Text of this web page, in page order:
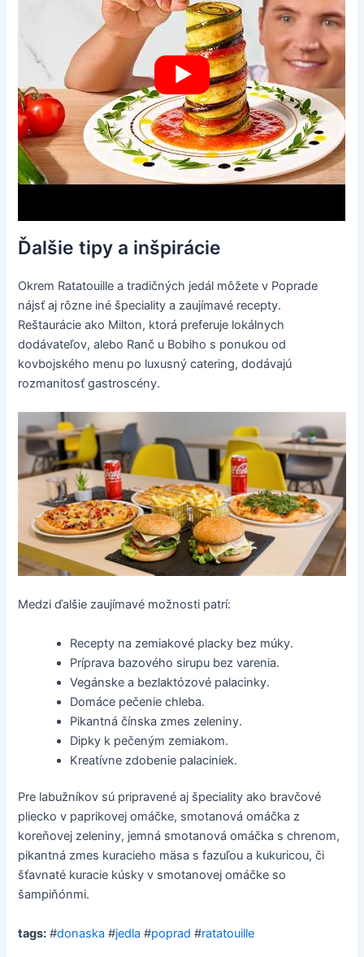
Ďalšie tipy a inšpirácie
Okrem Ratatouille a tradičných jedál môžete v Poprade
nájsť aj rôzne iné špeciality a zaujímavé recepty.
Reštaurácie ako Milton, ktorá preferuje lokálnych
dodávateľov, alebo Ranč u Bobiho s ponukou od
kovbojského menu po luxusný catering, dodávajú
rozmanitosť gastroscény.
Medzi ďalšie zaujímavé možnosti patrí:
Recepty na zemiakové placky bez múky.
Príprava bazového sirupu bez varenia.
Vegánske a bezlaktózové palacinky.
Domáce pečenie chleba.
Pikantná čínska zmes zeleniny.
Dipky k pečeným zemiakom.
Kreatívne zdobenie palaciniek.
Pre labužníkov sú pripravené aj špeciality ako bravčové
pliecko v paprikovej omáčke, smotanová omáčka z
koreňovej zeleniny, jemná smotanová omáčka s chrenom,
pikantná zmes kuracieho mäsa s fazuľou a kukuricou, či
šťavnaté kuracie kúsky v smotanovej omáčke so
šampiňónmi.
tags: #donaska #jedla #poprad #ratatouille